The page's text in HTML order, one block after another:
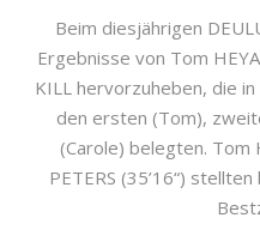
Beim diesjährigen
Ergebnisse von Tom
KILL hervorzuheben, die
den ersten (Tom),
(Carole) belegten. Tom
PETERS (35’16“)